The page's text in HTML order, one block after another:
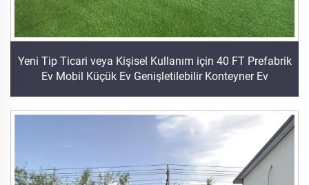
Yeni Tip Ticari veya Kişisel Kullanım için 40 FT Prefabrik
Ev Mobil Küçük Ev Genişletilebilir Konteyner Ev